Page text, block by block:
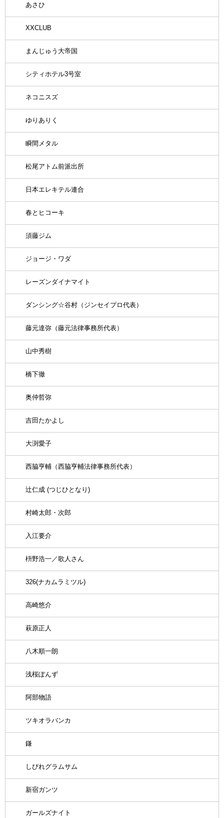
あさひ
XXCLUB
まんじゅう大帝国
シティホテル3号室
ネコニスズ
ゆりありく
瞬間メタル
松尾アトム前派出所
日本エレキテル連合
春とヒコーキ
須藤ジム
ジョージ・ワダ
レーズンダイナマイト
ダンシング☆谷村（ジンセイプロ代表）
藤元達弥（藤元法律事務所代表）
山中秀樹
橋下徹
奥仲哲弥
吉田たかよし
大渕愛子
西脇亨輔（西脇亨輔法律事務所代表）
辻仁成 (つじひとなり)
村崎太郎・次郎
入江要介
枡野浩一／歌人さん
326(ナカムラミツル)
高崎悠介
萩原正人
八木順一朗
浅桜ぽんず
阿部物語
ツキオラバンカ
鎌
しびれグラムサム
新宿ガンツ
ガールズナイト